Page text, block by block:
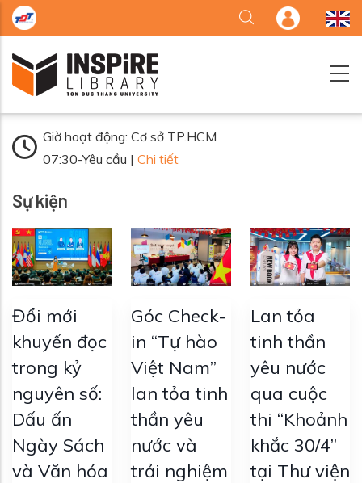
Nhảy đến nội dung
Giờ hoạt động: Cơ sở TP.HCM
07:30-Yêu cầu | Chi tiết
Sự kiện
Đổi mới
khuyến đọc
trong kỷ
nguyên số:
Dấu ấn
Ngày Sách
và Văn hóa
Góc Check-
in “Tự hào
Việt Nam”
lan tỏa tinh
thần yêu
nước và
trải nghiệm
Lan tỏa
tinh thần
yêu nước
qua cuộc
thi “Khoảnh
khắc 30/4”
tại Thư viện